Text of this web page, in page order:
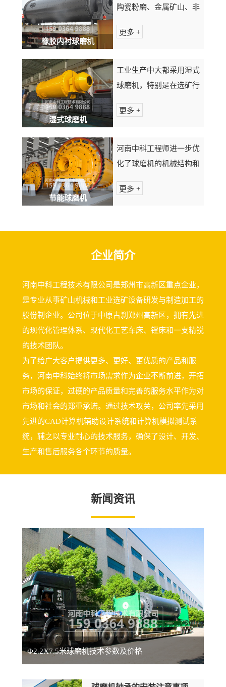
号筒体转速（r/min）装
橡胶内衬球磨机
陶瓷粉磨、金属矿山、非
板的使用寿命和经济效益
低磨矿能耗、钢耗和磨机
噪声的效果尤为显著。衬
更多 +
湿式球磨机
工业生产中大都采用湿式
球磨机，特别是在选矿行
机械。如对：金、银、
等有色金属的粉磨；对石
墨、长石、钾长石、磷矿
土...
更多 +
节能球磨机
河南中科工程师进一步优
化了球磨机的机械结构和
性能、运转可靠性与经济
行业设计制造各种规格...
更多 +
企业简介
河南中科工程技术有限公司是郑州市高新区重点企业，
是专业从事矿山机械和工业选矿设备研发与制造加工的
股份制企业。公司位于中原古刹郑州高新区，拥有先进
的现代化管理体系、现代化工艺车床、镗床和一支精锐
的技术团队。
为了给广大客户提供更多、更好、更优质的产品和服
务，河南中科始终将市场需求作为企业不断前进，开拓
市场的保证，过硬的产品质量和完善的服务水平作为对
市场和社会的郑重承诺。通过技术攻关，公司率先采用
先进的CAD计算机辅助设计系统和计算机模拟测试系
统，辅之以专业耐心的技术服务，确保了设计、开发、
生产和售后服务各个环节的质量。
新闻资讯
Ф2.2X7.5米球磨机技术参数及价格